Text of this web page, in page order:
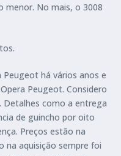
menor. No mais, o 3008
Peugeot há vários anos e
Peugeot. Considero
Detalhes como a entrega
de guincho por oito
Preços estão na
na aquisição sempre foi